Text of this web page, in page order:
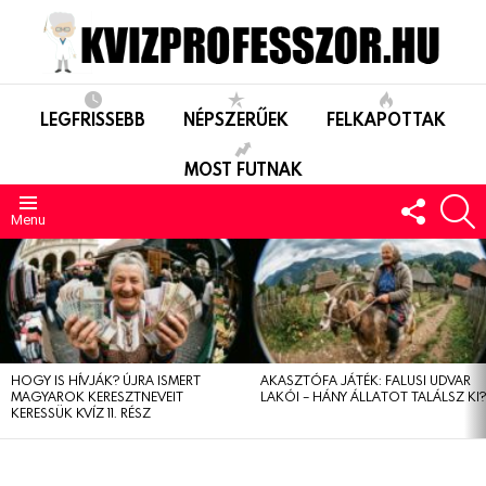
LEGFRISSEBB NÉPSZERŰEK FELKAPOTTAK
MOST FUTNAK
Menu
US
LEGUTÓBBIAK
HOGY IS HÍVJÁK? ÚJRA ISMERT
MAGYAROK KERESZTNEVEIT
KERESSÜK KVÍZ 11. RÉSZ
AKASZTÓFA JÁTÉK: FALUSI UDVAR
LAKÓI – HÁNY ÁLLATOT TALÁLSZ KI?